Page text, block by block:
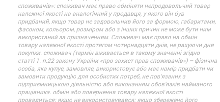
споживачів»: споживач має право обміняти непродовольчий товар
належної якості на аналогічний у продавця, у якого він був
придбаний, якщо товар не задовольнив його за формою, габаритами,
фасоном, кольором, розміром або з інших причин не може бути ним
використаний за призначенням. Споживач має право на обмін
товару належної якості протягом чотирнадцяти днів, не рахуючи дня
покупки. споживач (термін вживається в такому значенні згідно
статті 1. п.22 закону України «про захист прав споживачів») – фізична
особа, яка купує, замовляє, використовує або має намір придбати чи
замовити продукцію для особистих потреб, не пов’язаних з
підприємницькою діяльністю або виконанням обов’язків найманого
працівника. обмін або повернення товару належної якості
провадиться: якщо не використовувався; якщо збережено його